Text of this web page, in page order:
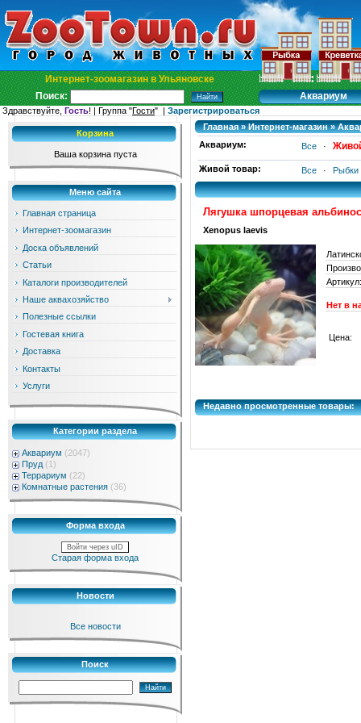
Интернет-зоомагазин в Ульяновске
Поиск:
Аквариум
Здравствуйте, Гость! | Группа "Гости" | Зарегистрироваться
Корзина
Ваша корзина пуста
Меню сайта
Главная страница
Интернет-зоомагазин
Доска объявлений
Статьи
Каталоги производителей
Наше аквахозяйство
Полезные ссылки
Гостевая книга
Доставка
Контакты
Услуги
Категории раздела
Аквариум (2047)
Пруд (1)
Террариум (22)
Комнатные растения (36)
Форма входа
Войти через uID
Старая форма входа
Новости
Все новости
Поиск
Главная » Интернет-магазин »
Аквариум:
Все ·
Живой товар: Все · Рыбки
Лягушка шпорцевая альбинос
Xenopus laevis
Артикул:
Нет в
Цена:
Недавно просмотренные товары: